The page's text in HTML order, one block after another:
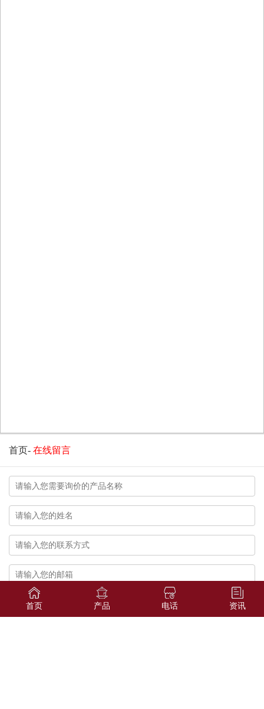
首页- 在线留言
首页 产品 电话 资讯